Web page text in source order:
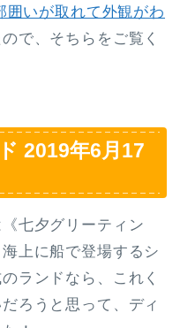
囲いが取れて外観がわ
で、そちらをご覧く
2019年6月17
七夕グリーティン
上に船で登場するシ
ランドなら、これく
ろうと思って、ディ